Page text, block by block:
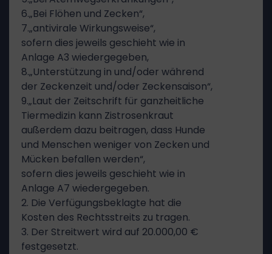
6.„Bei Flöhen und Zecken“,
7.„antivirale Wirkungsweise“,
sofern dies jeweils geschieht wie in
Anlage A3 wiedergegeben,
8.„Unterstützung in und/oder während
der Zeckenzeit und/oder Zeckensaison“,
9.„Laut der Zeitschrift für ganzheitliche
Tiermedizin kann Zistrosenkraut
außerdem dazu beitragen, dass Hunde
und Menschen weniger von Zecken und
Mücken befallen werden“,
sofern dies jeweils geschieht wie in
Anlage A7 wiedergegeben.
2. Die Verfügungsbeklagte hat die
Kosten des Rechtsstreits zu tragen.
3. Der Streitwert wird auf 20.000,00 €
festgesetzt.